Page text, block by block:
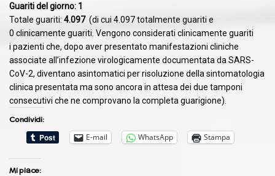
Guariti del giorno: 1
Totale guariti: 4.097 (di cui 4.097 totalmente guariti e
0 clinicamente guariti. Vengono considerati clinicamente guariti
i pazienti che, dopo aver presentato manifestazioni cliniche
associate all’infezione virologicamente documentata da SARS-
CoV-2, diventano asintomatici per risoluzione della sintomatologia
clinica presentata ma sono ancora in attesa dei due tamponi
consecutivi che ne comprovano la completa guarigione).
Condividi:
E-mail
WhatsApp Stampa
Mi piace: